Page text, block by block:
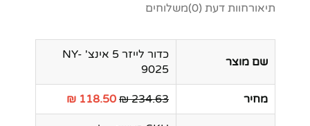
תיאורחוות דעת (0) משלוחים
שם מוצר
כדור לייזר 5 אינצ' NY-
9025
מחיר 234.63 ₪
118.50 ₪